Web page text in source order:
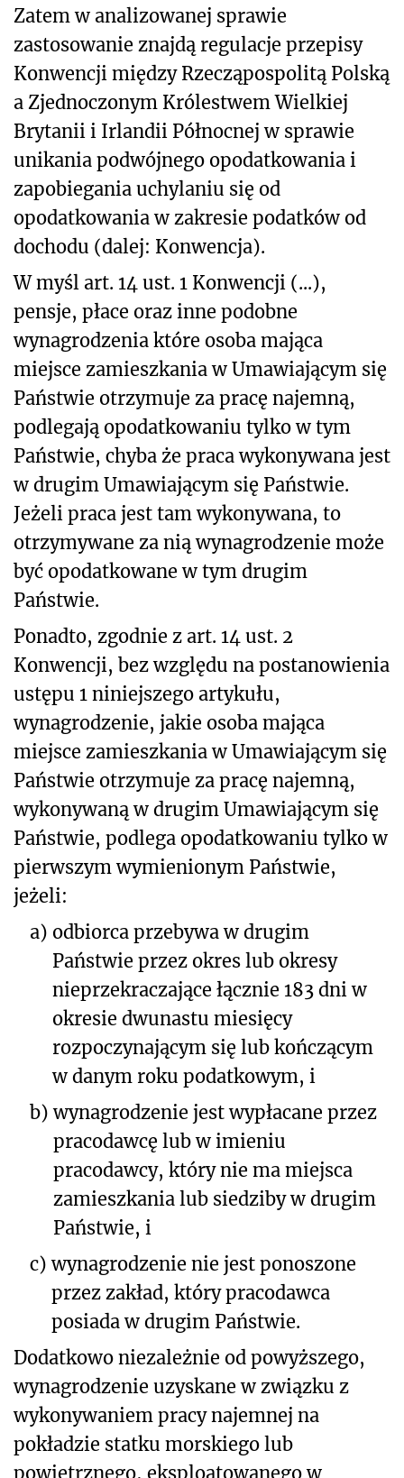
Zatem w analizowanej sprawie
zastosowanie znajdą regulacje przepisy
Konwencji między Rzecząpospolitą Polską
a Zjednoczonym Królestwem Wielkiej
Brytanii i Irlandii Północnej w sprawie
unikania podwójnego opodatkowania i
zapobiegania uchylaniu się od
opodatkowania w zakresie podatków od
dochodu (dalej: Konwencja).
W myśl art. 14 ust. 1 Konwencji (...),
pensje, płace oraz inne podobne
wynagrodzenia które osoba mająca
miejsce zamieszkania w Umawiającym się
Państwie otrzymuje za pracę najemną,
podlegają opodatkowaniu tylko w tym
Państwie, chyba że praca wykonywana jest
w drugim Umawiającym się Państwie.
Jeżeli praca jest tam wykonywana, to
otrzymywane za nią wynagrodzenie może
być opodatkowane w tym drugim
Państwie.
Ponadto, zgodnie z art. 14 ust. 2
Konwencji, bez względu na postanowienia
ustępu 1 niniejszego artykułu,
wynagrodzenie, jakie osoba mająca
miejsce zamieszkania w Umawiającym się
Państwie otrzymuje za pracę najemną,
wykonywaną w drugim Umawiającym się
Państwie, podlega opodatkowaniu tylko w
pierwszym wymienionym Państwie,
jeżeli:
a) odbiorca przebywa w drugim
Państwie przez okres lub okresy
nieprzekraczające łącznie 183 dni w
okresie dwunastu miesięcy
rozpoczynającym się lub kończącym
w danym roku podatkowym, i
b) wynagrodzenie jest wypłacane przez
pracodawcę lub w imieniu
pracodawcy, który nie ma miejsca
zamieszkania lub siedziby w drugim
Państwie, i
c) wynagrodzenie nie jest ponoszone
przez zakład, który pracodawca
posiada w drugim Państwie.
Dodatkowo niezależnie od powyższego,
wynagrodzenie uzyskane w związku z
wykonywaniem pracy najemnej na
pokładzie statku morskiego lub
powietrznego, eksploatowanego w